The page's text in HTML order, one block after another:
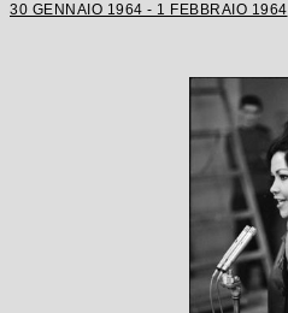
30 GENNAIO 1964 - 1 FEBBRAIO 1964